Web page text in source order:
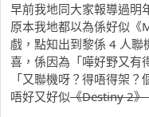
早前我地同大家報導過明
原本我地都以為係好似《
戲，點知出到黎係 4 人聯
喜，係因為「嘩好野又有
「又聯機呀？得唔得架
唔好又好似《Destiny 2